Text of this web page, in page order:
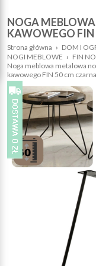
NOGA
KAWOWEGO FIN
Strona główna › DOM I
NOGI MEBLOWE › FIN
Noga meblowa metalowa
kawowego FIN 50 cm